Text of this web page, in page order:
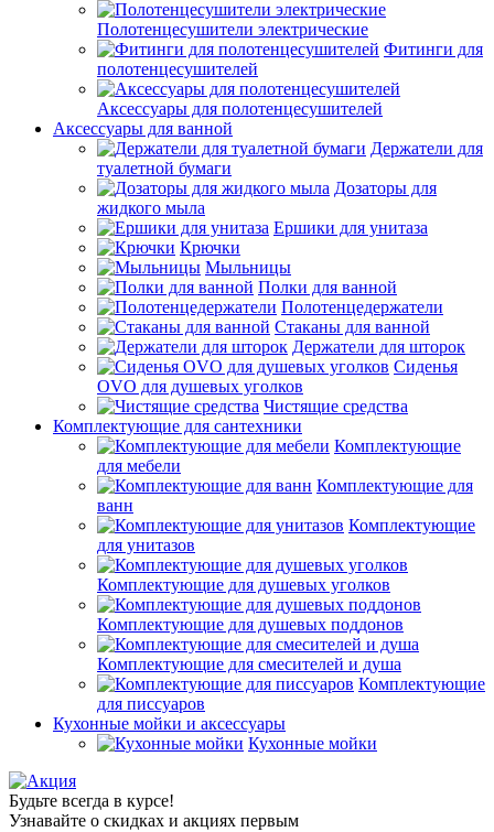
Полотенцесушители электрические
Фитинги для
полотенцесушителей
Аксессуары для полотенцесушителей
Аксессуары для ванной
Держатели для
туалетной бумаги
Дозаторы для
жидкого мыла
Ершики для унитаза
Крючки
Мыльницы
Полки для ванной
Полотенцедержатели
Стаканы для ванной
Держатели для шторок
Сиденья
OVO для душевых уголков
Чистящие средства
Комплектующие для сантехники
Комплектующие
для мебели
Комплектующие для
ванн
Комплектующие
для унитазов
Комплектующие для душевых уголков
Комплектующие для душевых поддонов
Комплектующие для смесителей и душа
Комплектующие
для писсуаров
Кухонные мойки и аксессуары
Кухонные мойки
Будьте всегда в курсе!
Узнавайте о скидках и акциях первым